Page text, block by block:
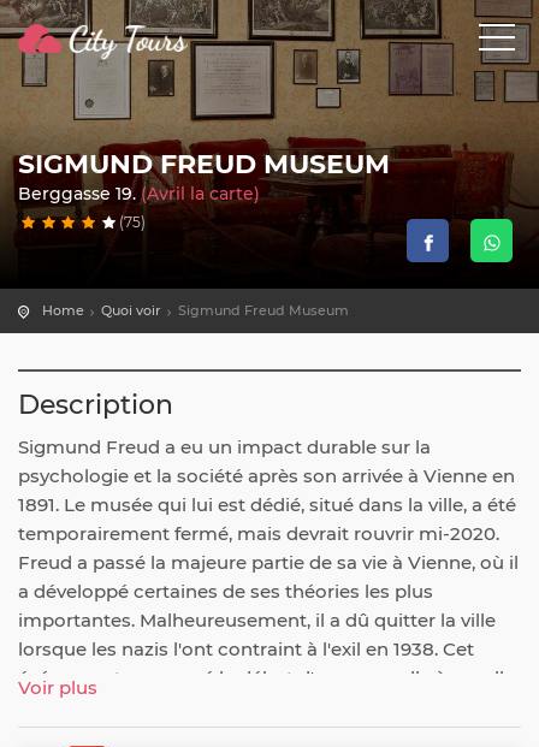
SIGMUND FREUD MUSEUM
Berggasse 19. (Avril la carte)
(75)
Home Quoi voir Sigmund Freud Museum
Description
Sigmund Freud a eu un impact durable sur la
psychologie et la société après son arrivée à Vienne en
1891. Le musée qui lui est dédié, situé dans la ville, a été
temporairement fermé, mais devrait rouvrir mi-2020.
Freud a passé la majeure partie de sa vie à Vienne, où il
a développé certaines de ses théories les plus
importantes. Malheureusement, il a dû quitter la ville
lorsque les nazis l'ont contraint à l'exil en 1938. Cet
événement a marqué le début d'une nouvelle ère, celle
Voir plus